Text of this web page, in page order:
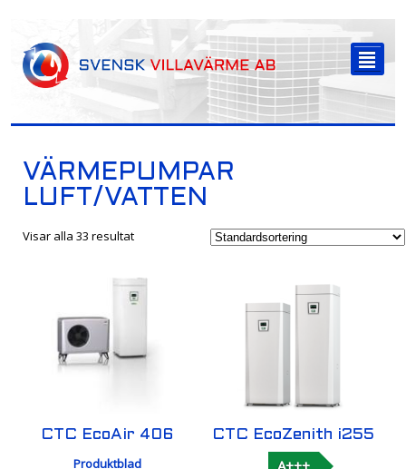
²
VÄRMEPUMPAR
LUFT/VATTEN
Visar alla 33 resultat
CTC EcoAir 406
Produktblad
CTC EcoZenith i255